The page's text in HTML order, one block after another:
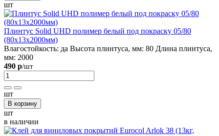
шт
Плинтус Solid UHD полимер белый под покраску 05/80
(80х13х2000мм)
Влагостойкость: да Высота плинтуса, мм: 80 Длина плинтуса,
мм: 2000
490 р/шт
шт
В корзину
шт
в наличии